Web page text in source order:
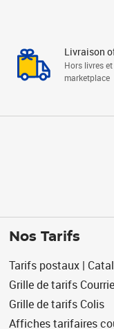
Livraison
Hors livres
marketplace
Nos Tarifs
Tarifs postaux |
Grille de tarifs
Grille de tarifs Colis
Affiches tarifaires